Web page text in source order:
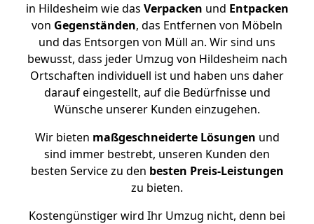
in Hildesheim wie das Verpacken und Entpacken
von Gegenständen, das Entfernen von Möbeln
und das Entsorgen von Müll an. Wir sind uns
bewusst, dass jeder Umzug von Hildesheim nach
Ortschaften individuell ist und haben uns daher
darauf eingestellt, auf die Bedürfnisse und
Wünsche unserer Kunden einzugehen.
Wir bieten maßgeschneiderte Lösungen und
sind immer bestrebt, unseren Kunden den
besten Service zu den besten Preis-Leistungen
zu bieten.
Kostengünstiger wird Ihr Umzug nicht, denn bei